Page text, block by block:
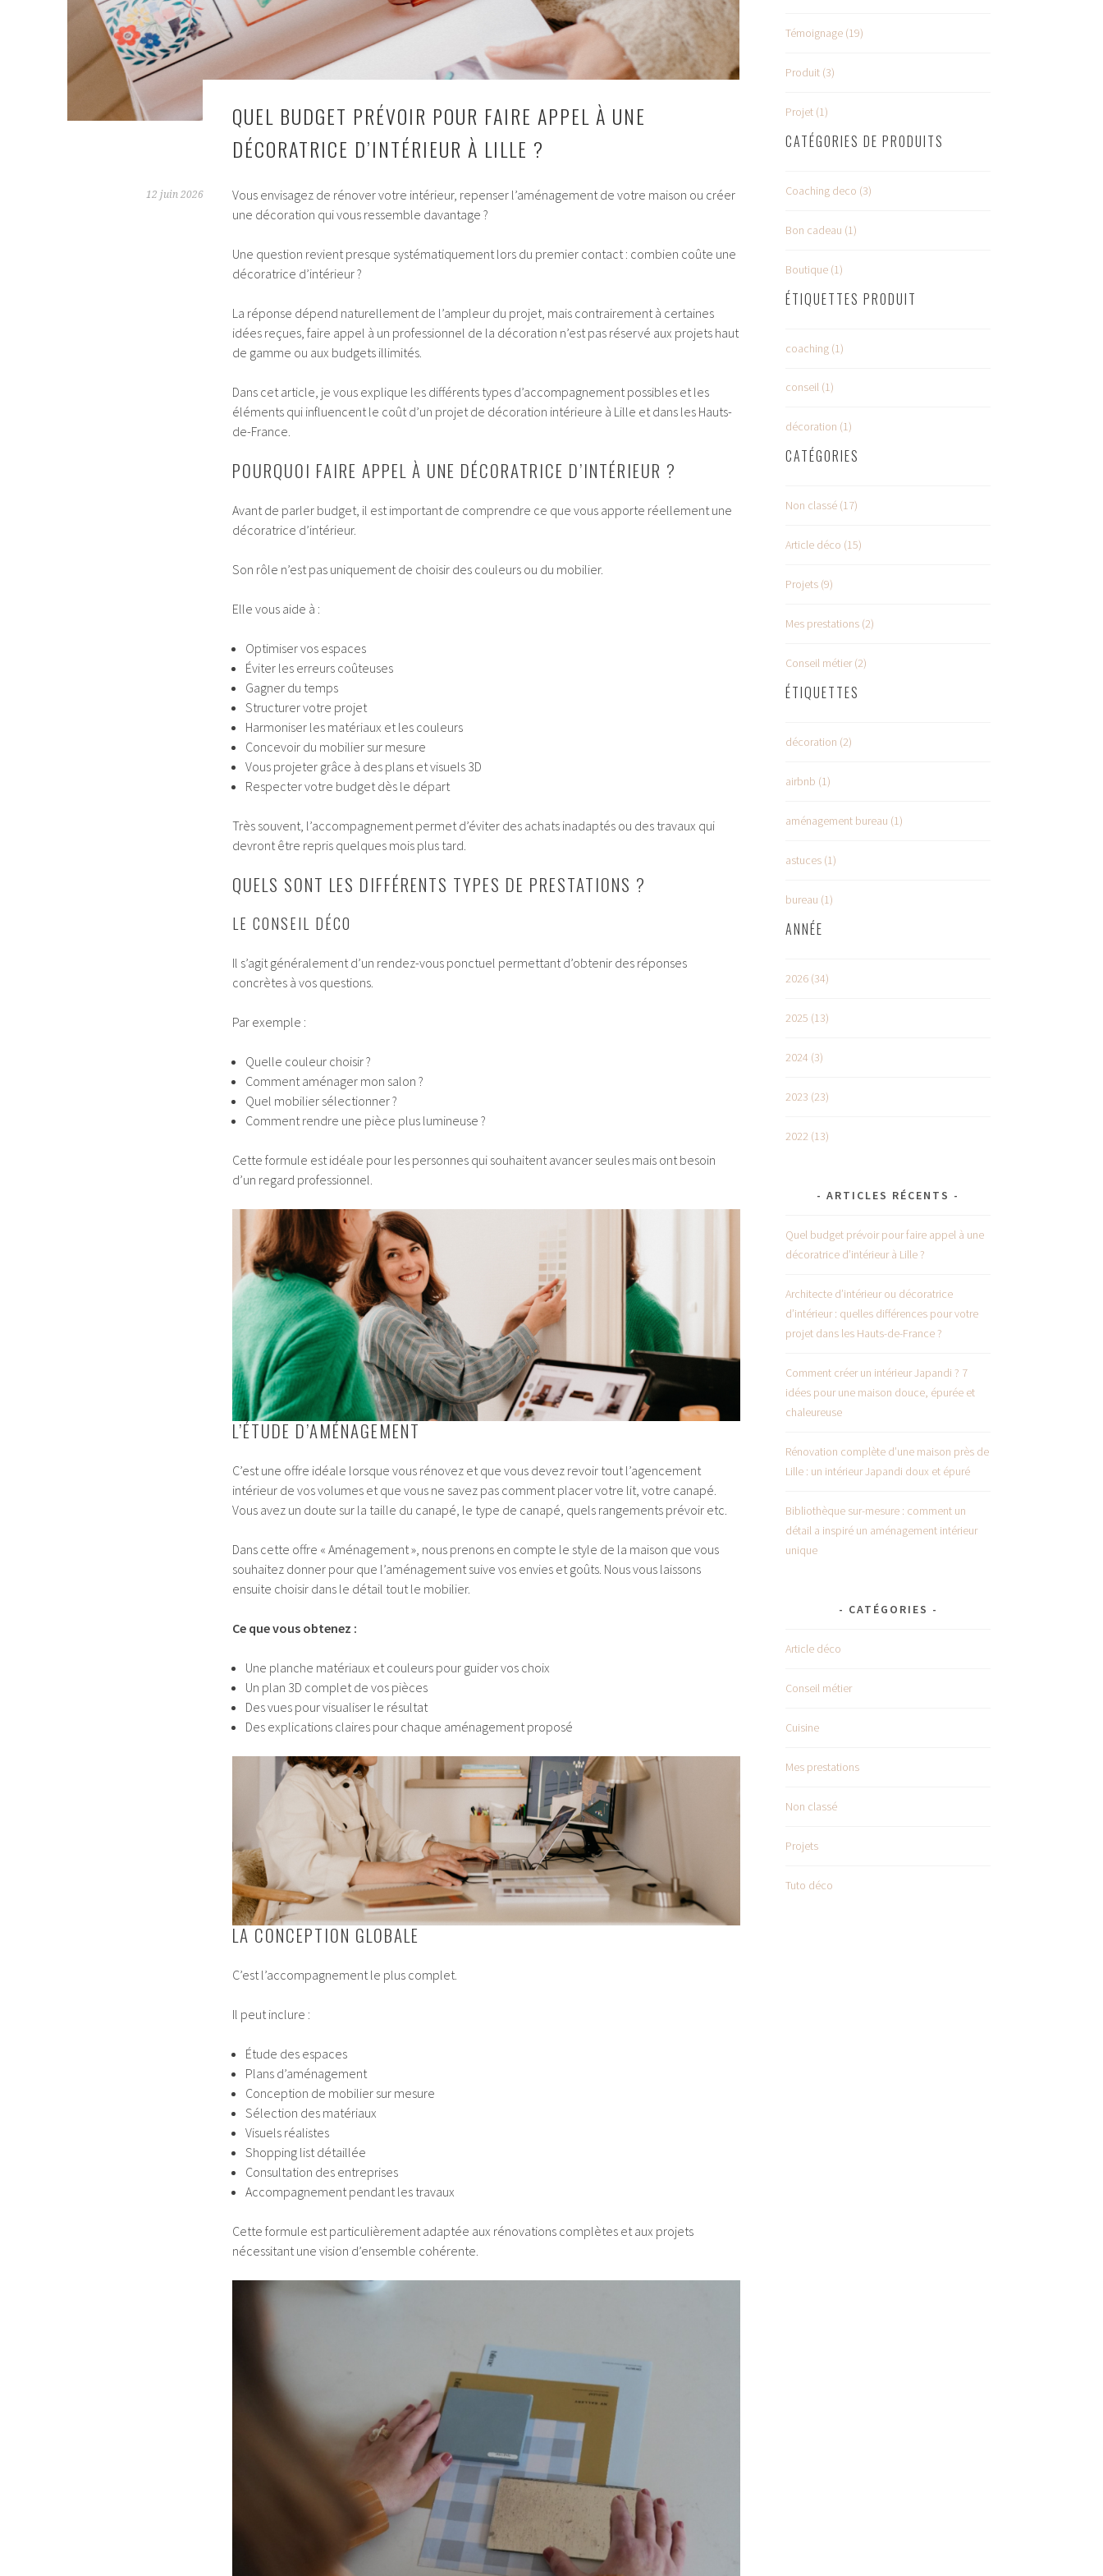
QUEL BUDGET PRÉVOIR POUR FAIRE APPEL À UNE
DÉCORATRICE D’INTÉRIEUR À LILLE ?
12 juin 2026
Vous envisagez de rénover votre intérieur, repenser l’aménagement de votre maison ou créer
une décoration qui vous ressemble davantage ?
Une question revient presque systématiquement lors du premier contact : combien coûte une
décoratrice d’intérieur ?
La réponse dépend naturellement de l’ampleur du projet, mais contrairement à certaines
idées reçues, faire appel à un professionnel de la décoration n’est pas réservé aux projets haut
de gamme ou aux budgets illimités.
Dans cet article, je vous explique les différents types d’accompagnement possibles et les
éléments qui influencent le coût d’un projet de décoration intérieure à Lille et dans les Hauts-
de-France.
POURQUOI FAIRE APPEL À UNE DÉCORATRICE D’INTÉRIEUR ?
Avant de parler budget, il est important de comprendre ce que vous apporte réellement une
décoratrice d’intérieur.
Son rôle n’est pas uniquement de choisir des couleurs ou du mobilier.
Elle vous aide à :
Optimiser vos espaces
Éviter les erreurs coûteuses
Gagner du temps
Structurer votre projet
Harmoniser les matériaux et les couleurs
Concevoir du mobilier sur mesure
Vous projeter grâce à des plans et visuels 3D
Respecter votre budget dès le départ
Très souvent, l’accompagnement permet d’éviter des achats inadaptés ou des travaux qui
devront être repris quelques mois plus tard.
QUELS SONT LES DIFFÉRENTS TYPES DE PRESTATIONS ?
LE CONSEIL DÉCO
Il s’agit généralement d’un rendez-vous ponctuel permettant d’obtenir des réponses
concrètes à vos questions.
Par exemple :
Quelle couleur choisir ?
Comment aménager mon salon ?
Quel mobilier sélectionner ?
Comment rendre une pièce plus lumineuse ?
Cette formule est idéale pour les personnes qui souhaitent avancer seules mais ont besoin
d’un regard professionnel.
L’ÉTUDE D’AMÉNAGEMENT
C’est une offre idéale lorsque vous rénovez et que vous devez revoir tout l’agencement
intérieur de vos volumes et que vous ne savez pas comment placer votre lit, votre canapé.
Vous avez un doute sur la taille du canapé, le type de canapé, quels rangements prévoir etc.
Dans cette offre « Aménagement », nous prenons en compte le style de la maison que vous
souhaitez donner pour que l’aménagement suive vos envies et goûts. Nous vous laissons
ensuite choisir dans le détail tout le mobilier.
Ce que vous obtenez :
Une planche matériaux et couleurs pour guider vos choix
Un plan 3D complet de vos pièces
Des vues pour visualiser le résultat
Des explications claires pour chaque aménagement proposé
LA CONCEPTION GLOBALE
C’est l’accompagnement le plus complet.
Il peut inclure :
Étude des espaces
Plans d’aménagement
Conception de mobilier sur mesure
Sélection des matériaux
Visuels réalistes
Shopping list détaillée
Consultation des entreprises
Accompagnement pendant les travaux
Cette formule est particulièrement adaptée aux rénovations complètes et aux projets
nécessitant une vision d’ensemble cohérente.
Témoignage (19)
Produit (3)
Projet (1)
CATÉGORIES DE PRODUITS
Coaching deco (3)
Bon cadeau (1)
Boutique (1)
ÉTIQUETTES PRODUIT
coaching (1)
conseil (1)
décoration (1)
CATÉGORIES
Non classé (17)
Article déco (15)
Projets (9)
Mes prestations (2)
Conseil métier (2)
ÉTIQUETTES
décoration (2)
airbnb (1)
aménagement bureau (1)
astuces (1)
bureau (1)
ANNÉE
2026 (34)
2025 (13)
2024 (3)
2023 (23)
2022 (13)
ARTICLES RÉCENTS
Quel budget prévoir pour faire appel à une
décoratrice d’intérieur à Lille ?
Architecte d’intérieur ou décoratrice
d’intérieur : quelles différences pour votre
projet dans les Hauts-de-France ?
Comment créer un intérieur Japandi ? 7
idées pour une maison douce, épurée et
chaleureuse
Rénovation complète d’une maison près de
Lille : un intérieur Japandi doux et épuré
Bibliothèque sur-mesure : comment un
détail a inspiré un aménagement intérieur
unique
CATÉGORIES
Article déco
Conseil métier
Cuisine
Mes prestations
Non classé
Projets
Tuto déco